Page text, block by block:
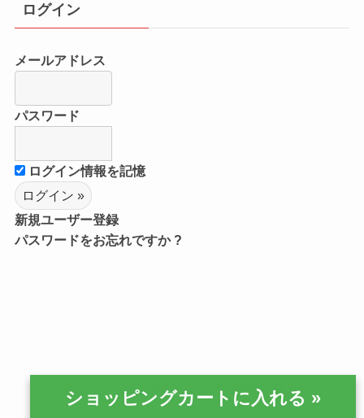
ログイン
メールアドレス
パスワード
ログイン情報を記憶
新規ユーザー登録
パスワードをお忘れですか ?
特定商取引法に関する表記